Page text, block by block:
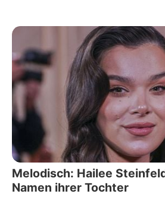
Melodisch: Hailee
Namen ihrer Tochter